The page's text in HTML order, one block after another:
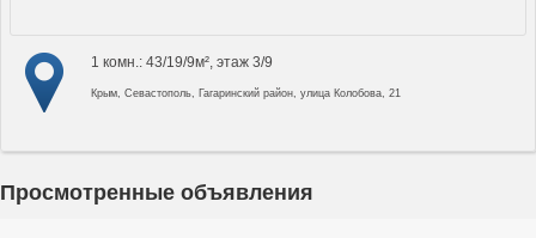
1 комн.: 43/19/9м², этаж 3/9
Крым, Севастополь, Гагаринский район, улица Колобова, 21
Просмотренные объявления